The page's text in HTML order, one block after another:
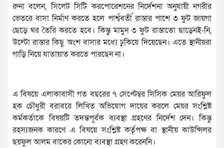
রুনা বলেন, সিলেট সিটি করপোরেশনের নির্দেশনা অনুযায়ী নগরীর
ভেতরে বাসা নির্মাণ করতে হলে পার্শ্ববর্তী রাস্তার পাশে ৩ ফুট জায়গা
ছেড়ে ঘর তৈরি করতে হবে। কিন্তু মামুন ৩ ফুট রাস্তাতো ছাড়েনই-নি,
উল্টো রাস্তার কিছু অংশ বাসার মধ্যে ঢুকিয়ে দিয়েছেন। এতে স্থানীয়রা
গাড়ি নিয়ে যাতায়াত করতে পারছেন না।
এ বিষয়ে এলাকাবাসী গত বছরের ৭ সেপ্টেম্বর সিসিক মেয়র আরিফুল
হক চৌধুরী বরাবরে লিখিত অভিযোগ দায়ের করলে মেয়র সংশ্লিষ্ট
কর্মকর্তাকে বিষয়টি তদন্তপূর্বক ব্যবস্থা গ্রহণের নির্দেশ দেন। কিন্তু
রহস্যজনক কারণে এ বিষয়ে সংশ্লিষ্ট কর্তৃপক্ষ বা স্থানীয় কাউন্সিলর
ছয়ফুল আলম বাকের কোনো ব্যবস্থা গ্রহণ করেননি।